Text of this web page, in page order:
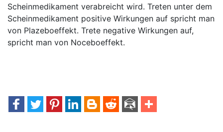
Scheinmedikament verabreicht wird. Treten unter dem
Scheinmedikament positive Wirkungen auf spricht man
von Plazeboeffekt. Trete negative Wirkungen auf,
spricht man von Noceboeffekt.